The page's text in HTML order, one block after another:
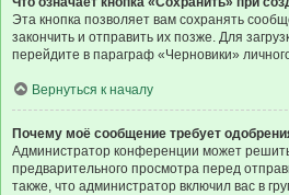
Эта кнопка позволяет вам сохранять
закончить и отправить их позже. Для
перейдите в параграф «Черновики»
Вернуться к началу
Почему моё сообщение требует
Администратор конференции может
предварительного просмотра перед
также, что администратор включил вас в